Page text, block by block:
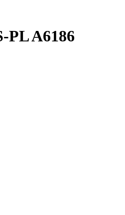
PL A6186